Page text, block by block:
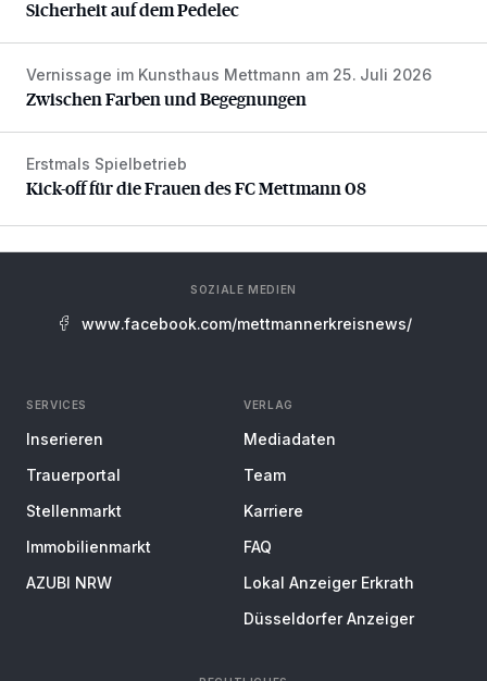
Sicherheit auf dem Pedelec
Zwischen Farben und Begegnungen
Vernissage im Kunsthaus Mettmann am 25. Juli 2026
Zwischen Farben und Begegnungen
Kick-off für die Frauen des FC Mettmann 08
Erstmals Spielbetrieb
Kick-off für die Frauen des FC Mettmann 08
SOZIALE MEDIEN
www.facebook.com/mettmannerkreisnews/
SERVICES
Inserieren
Trauerportal
Stellenmarkt
Immobilienmarkt
AZUBI NRW
VERLAG
Mediadaten
Team
Karriere
FAQ
Lokal Anzeiger Erkrath
Düsseldorfer Anzeiger